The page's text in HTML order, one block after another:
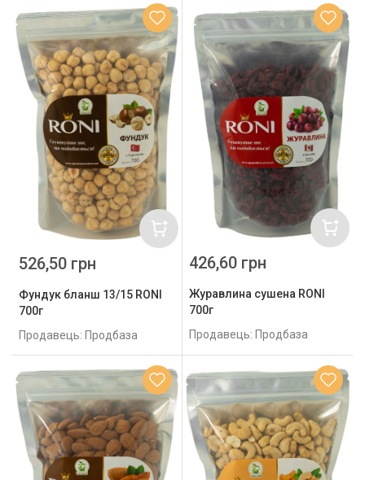
Фундук бланш 13/15 RONI
700г
Продавець: Продбаза
526,50 грн
Журавлина сушена RONI
700г
Продавець: Продбаза
426,60 грн